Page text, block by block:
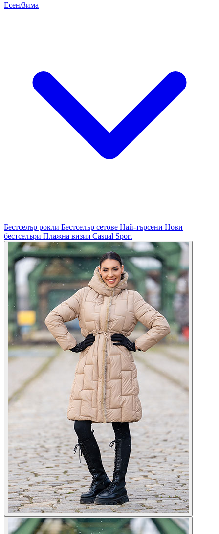
Есен/Зима
Бестселър рокли Бестселър сетове Най-търсени Нови
бестселъри Плажна визия Casual Sport